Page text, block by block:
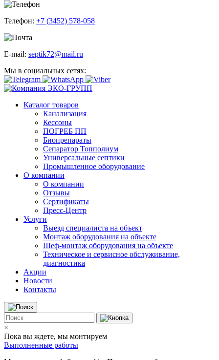
Телефон: +7 (3452) 578-058
E-mail: septik72@mail.ru
Мы в социальных сетях:
Каталог товаров
Канализация
Кессоны
ПОГРЕБ ПП
Биопрепараты
Сепаратор Топполиум
Универсальные септики
Промышленное оборудование
О компании
О компании
Отзывы
Сертификаты
Пресс-Центр
Услуги
Выезд специалиста на объект
Монтаж оборудования на объекте
Шеф-монтаж оборудования на объекте
Техническое и сервисное обслуживание,
диагностика
Акции
Новости
Контакты
×
Пока вы ждете, мы монтируем
Выполненные работы